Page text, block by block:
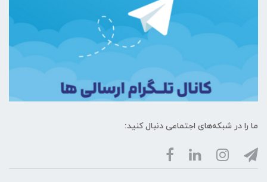
ما را در شبکه‌های اجتماعی دنبال کنید: